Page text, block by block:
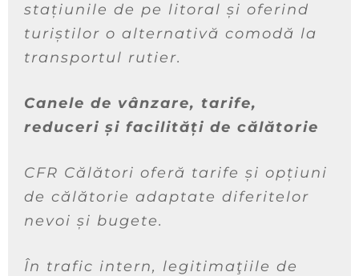
stațiunile de pe litoral și oferind
turiștilor o alternativă comodă la
transportul rutier.
Canele de vânzare, tarife,
reduceri și facilități de călătorie
CFR Călători oferă tarife și opțiuni
de călătorie adaptate diferitelor
nevoi și bugete.
În trafic intern, legitimaţiile de